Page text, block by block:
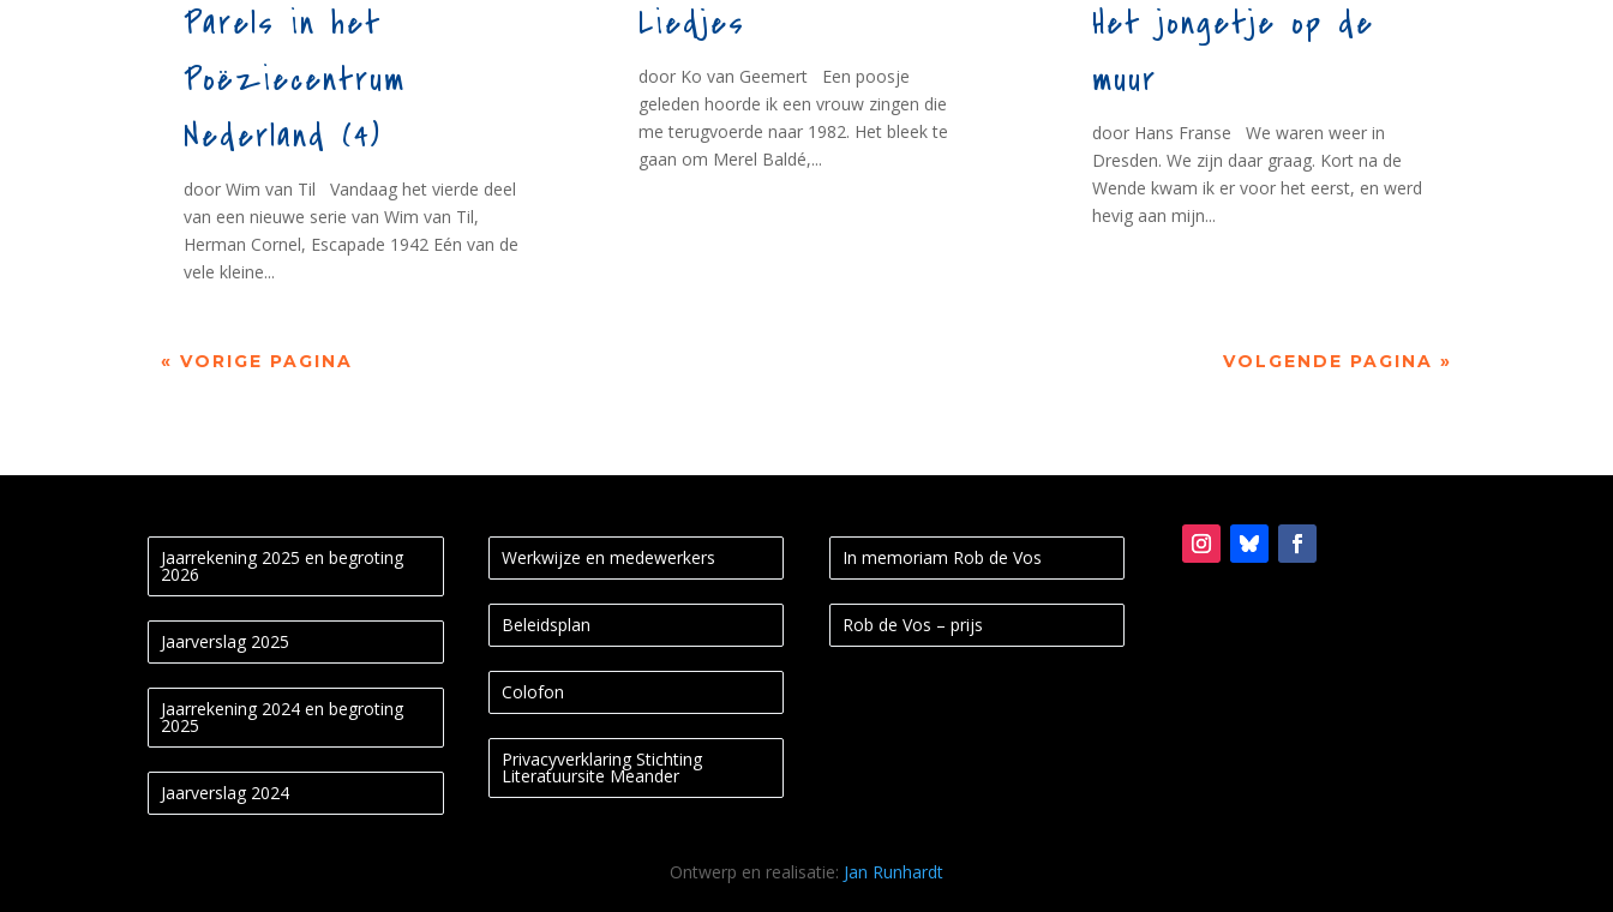
Parels in het
Poëziecentrum
Nederland (4)
door Wim van Til Vandaag het vierde deel
van een nieuwe serie van Wim van Til,
Herman Cornel, Escapade 1942 Eén van de
vele kleine...
Liedjes
door Ko van Geemert Een poosje
geleden hoorde ik een vrouw zingen die
me terugvoerde naar 1982. Het bleek te
gaan om Merel Baldé,...
Het jongetje op de
muur
door Hans Franse We waren weer in
Dresden. We zijn daar graag. Kort na de
Wende kwam ik er voor het eerst, en werd
hevig aan mijn...
« VORIGE PAGINA VOLGENDE PAGINA »
Jaarrekening 2025 en begroting
2026
Jaarverslag 2025
Jaarrekening 2024 en begroting
2025
Jaarverslag 2024
Werkwijze en medewerkers
Beleidsplan
Colofon
Privacyverklaring Stichting
Literatuursite Meander
In memoriam Rob de Vos
Rob de Vos – prijs
Ontwerp en realisatie: Jan Runhardt